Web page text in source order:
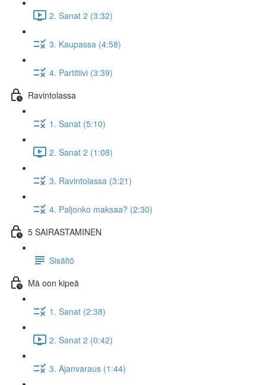
2. Sanat 2 (3:32)
3. Kaupassa (4:58)
4. Partitiivi (3:39)
Ravintolassa
1. Sanat (5:10)
2. Sanat 2 (1:08)
3. Ravintolassa (3:21)
4. Paljonko maksaa? (2:30)
5 SAIRASTAMINEN
Sisältö
Mä oon kipeä
1. Sanat (2:38)
2. Sanat 2 (0:42)
3. Ajanvaraus (1:44)